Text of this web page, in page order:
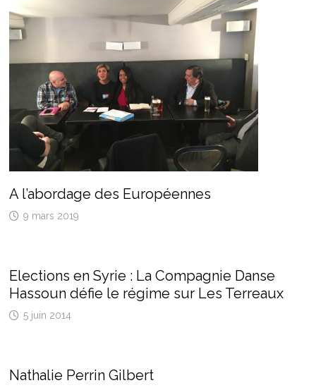
A l’abordage des Européennes
9 mars 2019
Elections en Syrie : La Compagnie Danse
Hassoun défie le régime sur Les Terreaux
5 juin 2014
Nathalie Perrin Gilbert